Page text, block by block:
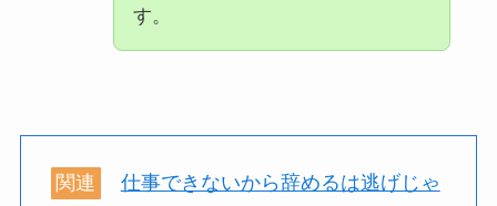
す。
関連 仕事できないから辞めるは逃げじゃ